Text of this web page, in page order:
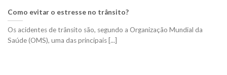
Como evitar o estresse no trânsito?
Os acidentes de trânsito são, segundo a Organização Mundial da
Saúde (OMS), uma das principais [...]